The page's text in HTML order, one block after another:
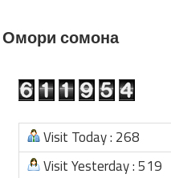
Омори сомона
Visit Today : 268
Visit Yesterday : 519